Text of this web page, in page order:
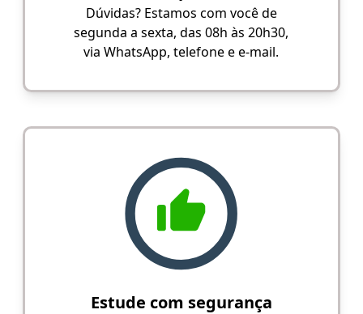
Dúvidas? Estamos com você de
segunda a sexta, das 08h às 20h30,
via WhatsApp, telefone e e-mail.
Estude com segurança